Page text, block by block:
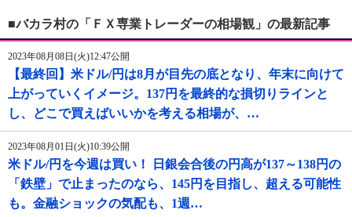
■バカラ村の「ＦＸ専業トレーダーの相場観」の最新記事
2023年08月08日(火)12:47公開
【最終回】米ドル/円は8月が目先の底となり、年末に向けて
上がっていくイメージ。137円を最終的な損切りラインと
し、どこで買えばいいかを考える相場が、…
2023年08月01日(火)10:39公開
米ドル/円を今週は買い！ 日銀会合後の円高が137～138円の
「鉄壁」で止まったのなら、145円を目指し、超える可能性
も。金融ショックの気配も、1週…